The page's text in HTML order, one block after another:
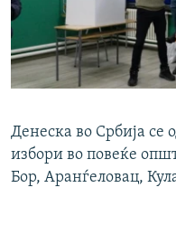
Денеска во Србија се
избори во повеќе
Бор, Аранѓеловац,